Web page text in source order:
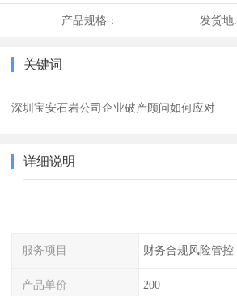
产品规格： 发货地:
关键词
深圳宝安石岩公司企业破产顾问如何应对
详细说明
服务项目 财务合规风险管控
产品单价 200